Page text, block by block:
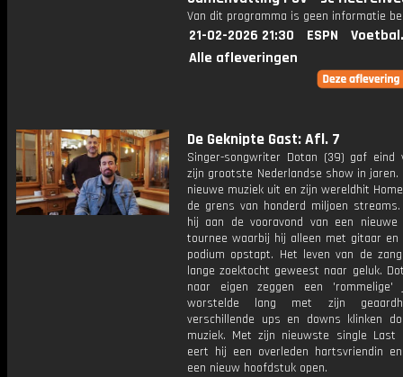
Van dit programma is geen informatie
21-02-2026 21:30 ESPN
Alle afleveringen
De Geknipte Gast: Afl. 7
Singer-songwriter Dotan (39) gaf eind
zijn grootste Nederlandse show in jaren.
nieuwe muziek uit en zijn wereldhit
de grens van honderd miljoen
hij aan de vooravond van een nieuwe
tournee waarbij hij alleen met gitaar en
podium opstapt. Het leven van de
lange zoektocht geweest naar geluk.
naar eigen zeggen een 'rommelige'
worstelde lang met zijn
verschillende ups en downs klinken
muziek. Met zijn nieuwste single Last
eert hij een overleden hartsvriendin
een nieuw hoofdstuk open.